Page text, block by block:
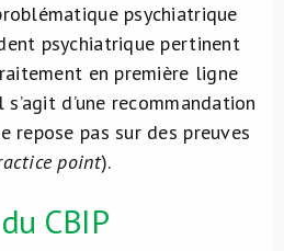
psychiatrique
psychiatrique pertinent
en première ligne
d’une recommandation
repose pas sur des preuves
point).
CBIP